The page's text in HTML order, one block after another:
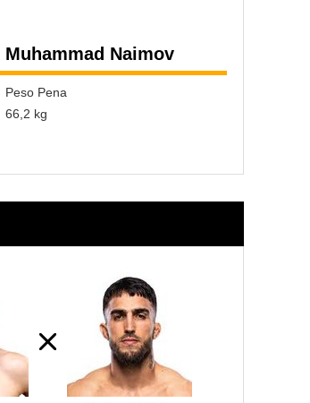
Muhammad Naimov
Peso Pena
66,2 kg